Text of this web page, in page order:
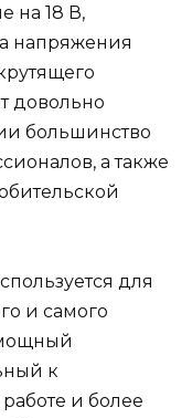
на 18 В,
напряжения
довольно
большинство
а также
для
и самого
к
и более